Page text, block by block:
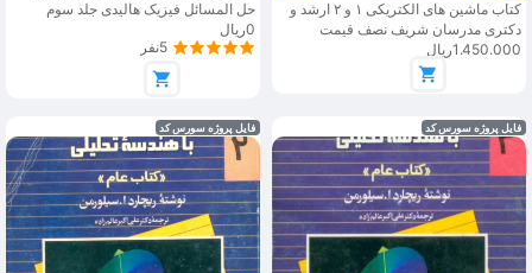
کتاب ماشین های الکتریکی ۱ و ۲ ارشد و
دکتری مدرسان شریف نصف قیمت
1.450.000ریال
حل المسائل فیزیک هالیدی جلد سوم
0ریال
5نفر
فایل پروژه سورس کد فایل پروژه سورس کد